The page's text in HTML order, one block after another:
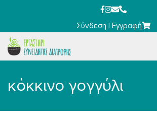
Σύνδεση |Εγγραφή
κόκκινο γογγύλι